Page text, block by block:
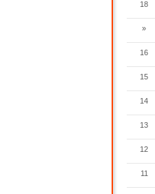
18
»
16
15
14
13
12
11